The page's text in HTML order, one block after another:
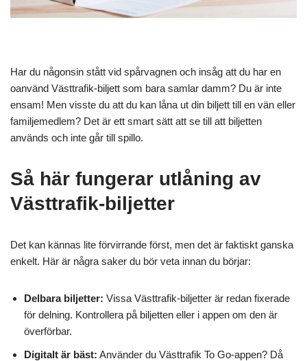
Har du någonsin stått vid spårvagnen och insåg att du har en
oanvänd Västtrafik-biljett som bara samlar damm? Du är inte
ensam! Men visste du att du kan låna ut din biljett till en vän eller
familjemedlem? Det är ett smart sätt att se till att biljetten
används och inte går till spillo.
Så här fungerar utlåning av
Västtrafik-biljetter
Det kan kännas lite förvirrande först, men det är faktiskt ganska
enkelt. Här är några saker du bör veta innan du börjar:
Delbara biljetter: Vissa Västtrafik-biljetter är redan fixerade
för delning. Kontrollera på biljetten eller i appen om den är
överförbar.
Digitalt är bäst: Använder du Västtrafik To Go-appen? Då